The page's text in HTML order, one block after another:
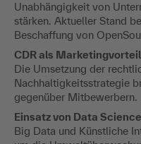
Unabhängigkeit von
stärken. Aktueller Stand
Beschaffung von
CDR als Marketingvorteil
Die Umsetzung der
Nachhaltigkeitsstrategie
gegenüber Mitbewerbern.
Einsatz von Data
Big Data und Künstliche